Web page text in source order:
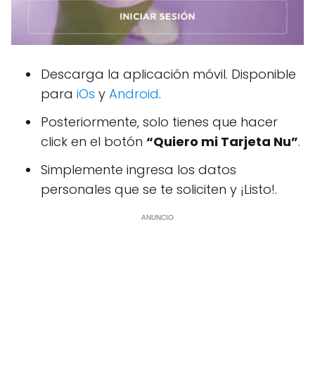
Descarga la aplicación móvil. Disponible
para iOs y Android.
Posteriormente, solo tienes que hacer
click en el botón “Quiero mi Tarjeta Nu”.
Simplemente ingresa los datos
personales que se te soliciten y ¡Listo!.
ANUNCIO